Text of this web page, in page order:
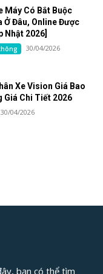
Máy Có Bắt Buộc
Ở Đâu, Online Được
Nhật 2026]
30/04/2026
Xe Vision Giá Bao
Giá Chi Tiết 2026
30/04/2026
bạn có thể tìm